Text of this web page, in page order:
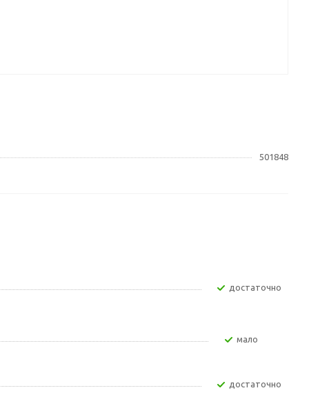
501848
Достаточно
Мало
Достаточно